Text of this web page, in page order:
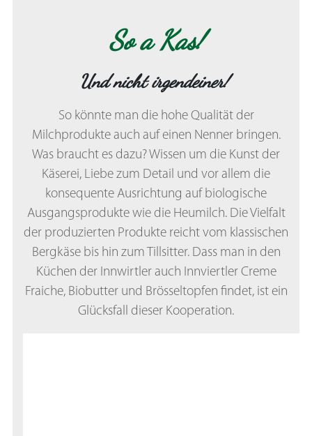
So a Kas!
Und nicht irgendeiner!
So könnte man die hohe Qualität der
Milchprodukte auch auf einen Nenner bringen.
Was braucht es dazu? Wissen um die Kunst der
Käserei, Liebe zum Detail und vor allem die
konsequente Ausrichtung auf biologische
Ausgangsprodukte wie die Heumilch. Die Vielfalt
der produzierten Produkte reicht vom klassischen
Bergkäse bis hin zum Tillsitter. Dass man in den
Küchen der Innwirtler auch Innviertler Creme
Fraiche, Biobutter und Brösseltopfen findet, ist ein
Glücksfall dieser Kooperation.